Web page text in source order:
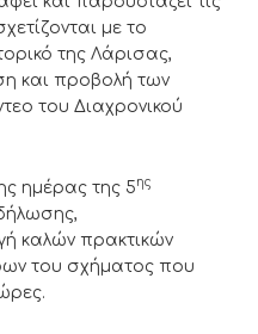
με το
της Λάρισας,
και προβολή των
του Διαχρονικού
ημέρας της 5ης
καλών πρακτικών
του σχήματος που